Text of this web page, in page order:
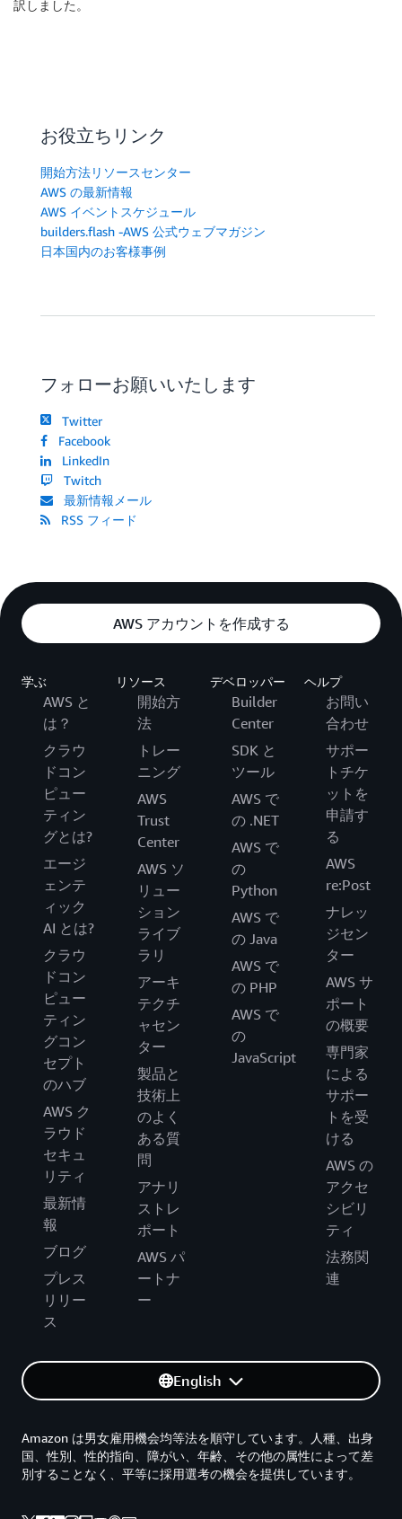
訳しました。
お役立ちリンク
開始方法リソースセンター
AWS の最新情報
AWS イベントスケジュール
builders.flash -AWS 公式ウェブマガジン
日本国内のお客様事例
フォローお願いいたします
Twitter
Facebook
LinkedIn
Twitch
最新情報メール
RSS フィード
AWS アカウントを作成する
学ぶ
AWS と
は？
クラウ
ドコン
ピュー
ティン
グとは?
エージ
ェンテ
ィック
AI とは?
クラウ
ドコン
ピュー
ティン
グコン
セプト
のハブ
AWS ク
ラウド
セキュ
リティ
最新情
報
ブログ
プレス
リリー
ス
リソース
開始方
法
トレー
ニング
AWS
Trust
Center
AWS ソ
リュー
ション
ライブ
ラリ
アーキ
テクチ
ャセン
ター
製品と
技術上
のよく
ある質
問
アナリ
ストレ
ポート
AWS パ
ートナ
ー
デベロッパー
Builder
Center
SDK と
ツール
AWS で
の .NET
AWS で
の
Python
AWS で
の Java
AWS で
の PHP
AWS で
の
JavaScript
ヘルプ
お問い
合わせ
サポー
トチケ
ットを
申請す
る
AWS
re:Post
ナレッ
ジセン
ター
AWS サ
ポート
の概要
専門家
による
サポー
トを受
ける
AWS の
アクセ
シビリ
ティ
法務関
連
English
Amazon は男女雇用機会均等法を順守しています。人種、出身
国、性別、性的指向、障がい、年齢、その他の属性によって差
別することなく、平等に採用選考の機会を提供しています。